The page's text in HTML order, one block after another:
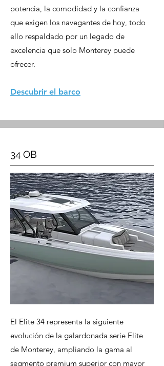
potencia, la comodidad y la confianza
que exigen los navegantes de hoy, todo
ello respaldado por un legado de
excelencia que solo Monterey puede
ofrecer.
Descubrir el barco
34 OB
El Elite 34 representa la siguiente
evolución de la galardonada serie Elite
de Monterey, ampliando la gama al
segmento premium superior con mayor